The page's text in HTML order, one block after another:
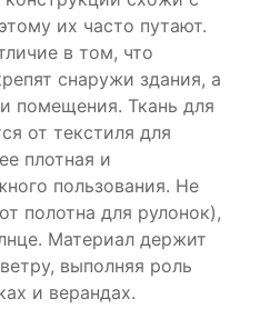
их часто путают.
в том, что
снаружи здания, а
помещения. Ткань для
от текстиля для
плотная и
пользования. Не
полотна для рулонок),
Материал держит
выполняя роль
и верандах.